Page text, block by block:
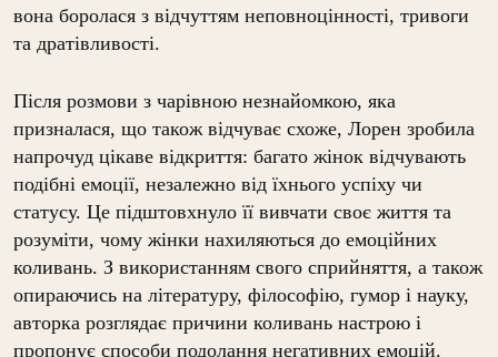
вона боролася з відчуттям неповноцінності, тривоги
та дратівливості.
Після розмови з чарівною незнайомкою, яка
призналася, що також відчуває схоже, Лорен зробила
напрочуд цікаве відкриття: багато жінок відчувають
подібні емоції, незалежно від їхнього успіху чи
статусу. Це підштовхнуло її вивчати своє життя та
розуміти, чому жінки нахиляються до емоційних
коливань. З використанням свого сприйняття, а також
опираючись на літературу, філософію, гумор і науку,
авторка розглядає причини коливань настрою і
пропонує способи подолання негативних емоцій.